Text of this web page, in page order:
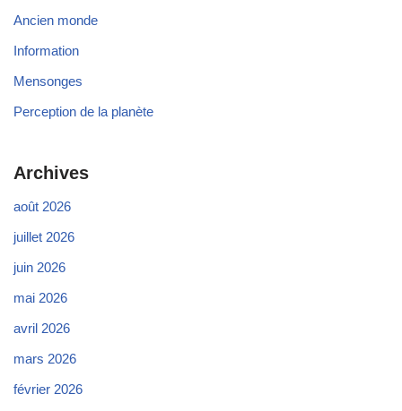
Ancien monde
Information
Mensonges
Perception de la planète
Archives
août 2026
juillet 2026
juin 2026
mai 2026
avril 2026
mars 2026
février 2026